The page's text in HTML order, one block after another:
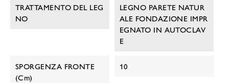
TRATTAMENTO DEL LEG
NO
LEGNO PARETE NATUR
ALE FONDAZIONE IMPR
EGNATO IN AUTOCLAV
E
SPORGENZA FRONTE
(cm)
10